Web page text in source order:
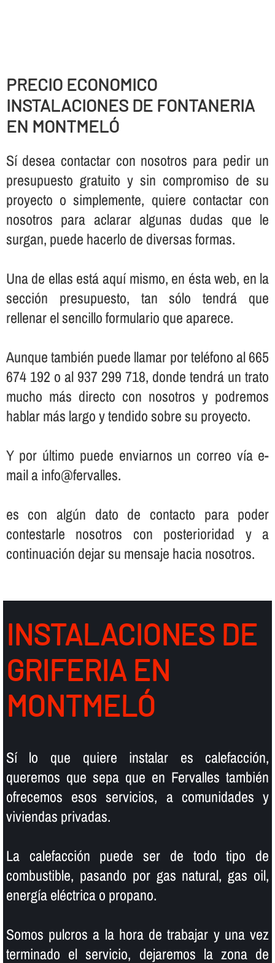
PRECIO ECONOMICO
INSTALACIONES DE FONTANERIA
EN MONTMELÓ
Sí­ desea contactar con nosotros para pedir un
presupuesto gratuito y sin compromiso de su
proyecto o simplemente, quiere contactar con
nosotros para aclarar algunas dudas que le
surgan, puede hacerlo de diversas formas.
Una de ellas está aquí­ mismo, en ésta web, en la
sección presupuesto, tan sólo tendrá que
rellenar el sencillo formulario que aparece.
Aunque también puede llamar por teléfono al 665
674 192 o al 937 299 718, donde tendrá un trato
mucho más directo con nosotros y podremos
hablar más largo y tendido sobre su proyecto.
Y por último puede enviarnos un correo ví­a e-
mail a info@fervalles.
es con algún dato de contacto para poder
contestarle nosotros con posterioridad y a
continuación dejar su mensaje hacia nosotros.
INSTALACIONES DE
GRIFERIA EN
MONTMELÓ
Sí­ lo que quiere instalar es calefacción,
queremos que sepa que en Fervalles también
ofrecemos esos servicios, a comunidades y
viviendas privadas.
La calefacción puede ser de todo tipo de
combustible, pasando por gas natural, gas oil,
energí­a eléctrica o propano.
Somos pulcros a la hora de trabajar y una vez
terminado el servicio, dejaremos la zona de